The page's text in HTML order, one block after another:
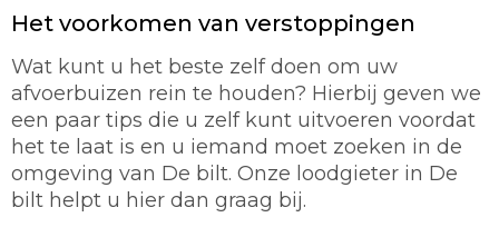
Het voorkomen van verstoppingen
Wat kunt u het beste zelf doen om uw
afvoerbuizen rein te houden? Hierbij geven we
een paar tips die u zelf kunt uitvoeren voordat
het te laat is en u iemand moet zoeken in de
omgeving van De bilt. Onze loodgieter in De
bilt helpt u hier dan graag bij.